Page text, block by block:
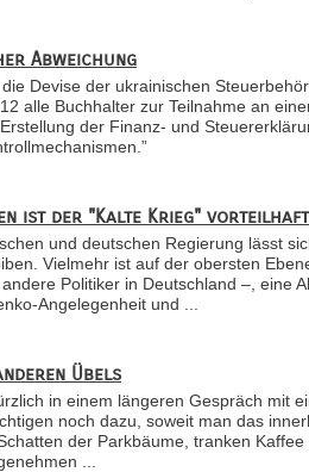
Abweichung
Devise der ukrainischen
alle Buchhalter zur Teilnahme an
der Finanz- und
ist der "Kalte Krieg"
und deutschen Regierung lässt
Vielmehr ist auf der obersten
Politiker in Deutschland –, eine
Angelegenheit und ...
Übels
in einem längeren Gespräch mit
noch dazu, soweit man das
der Parkbäume, tranken
...